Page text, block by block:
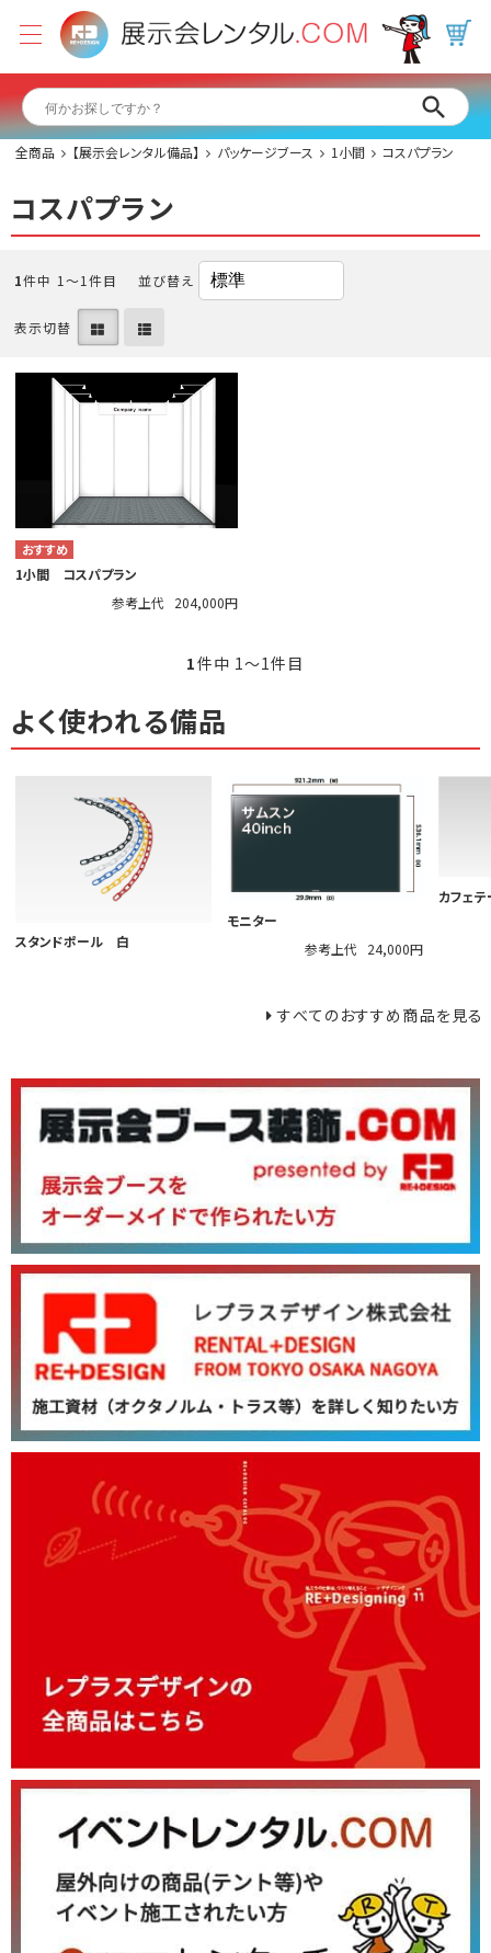
全商品 【展示会レンタル備品】 パッケージブース 1小間 コスパプラン
コスパプラン
1件中 1〜1件目 並び替え
表示切替
1小間 コスパプラン
参考上代
204,000円
1件中 1〜1件目
よく使われる備品
スタンドポール 白
モニター
参考上代
24,000円
カフェ
すべてのおすすめ商品を見る